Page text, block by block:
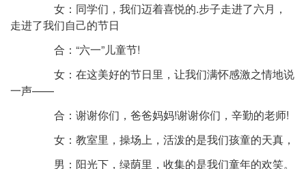
女：同学们，我们迈着喜悦的.步子走进了六月，
走进了我们自己的节日
合：“六一”儿童节!
女：在这美好的节日里，让我们满怀感激之情地说
一声——
合：谢谢你们，爸爸妈妈!谢谢你们，辛勤的老师!
女：教室里，操场上，活泼的是我们孩童的天真，
男：阳光下，绿荫里，收集的是我们童年的欢笑。